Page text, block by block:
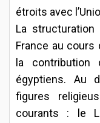
étroits avec
La
France au cours
la
égyptiens. Au
figures
courants : le